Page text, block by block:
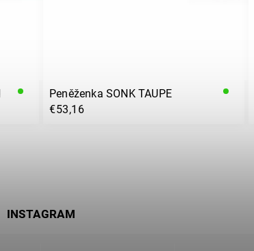
Peněženka SONK TAUPE
€53,16
INSTAGRAM